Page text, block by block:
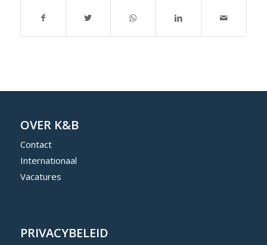
OVER K&B
Contact
Internationaal
Vacatures
PRIVACYBELEID